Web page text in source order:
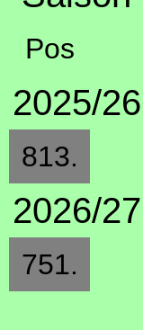
Pos
2025/26
813.
2026/27
751.